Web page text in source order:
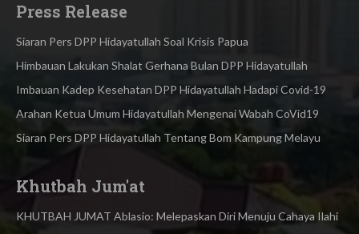
Press Release
Siaran Pers DPP Hidayatullah Soal Krisis Papua
Himbauan Lakukan Shalat Gerhana Bulan DPP Hidayatullah
Imbauan Kadep Kesehatan DPP Hidayatullah Hadapi Covid-19
Arahan Ketua Umum Hidayatullah Mengenai Wabah CoVid19
Siaran Pers DPP Hidayatullah Tentang Bom Kampung Melayu
Khutbah Jum'at
KHUTBAH JUMAT Ablasio: Melepaskan Diri Menuju Cahaya Ilahi